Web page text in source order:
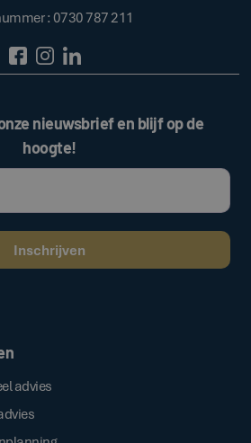
: 0730 787 211
nieuwsbrief en blijf op de
hoogte!
advies